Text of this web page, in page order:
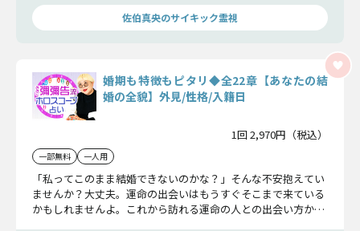
佐伯真央のサイキック霊視
婚期も特徴もピタリ◆全22章【あなたの結
婚の全貌】外見/性格/入籍日
1回 2,970円（税込）
一部無料 一人用
「私ってこのまま結婚できないのかな？」そんな不安抱えてい
ませんか？大丈夫。運命の出会いはもうすぐそこまで来ている
かもしれませんよ。これから訪れる運命の人との出会い方か